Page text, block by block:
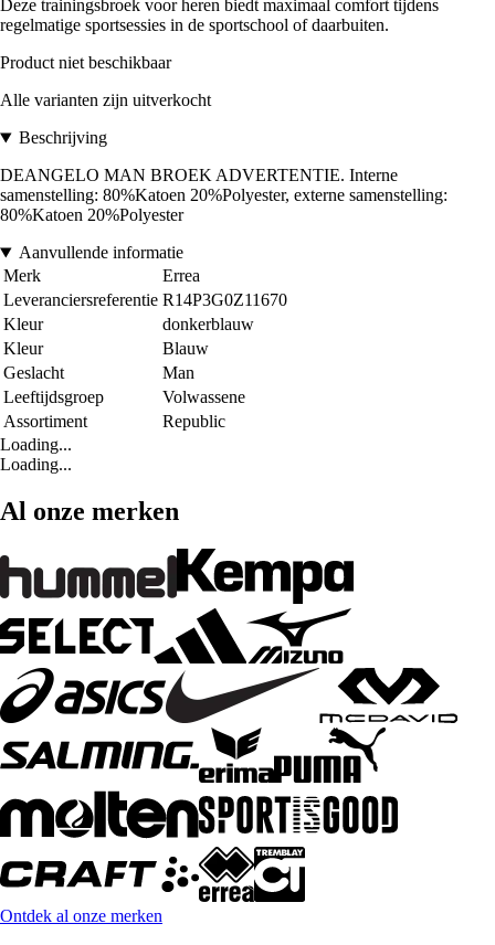
Deze trainingsbroek voor heren biedt maximaal comfort tijdens
regelmatige sportsessies in de sportschool of daarbuiten.
Product niet beschikbaar
Alle varianten zijn uitverkocht
Beschrijving
DEANGELO MAN BROEK ADVERTENTIE. Interne
samenstelling: 80%Katoen 20%Polyester, externe samenstelling:
80%Katoen 20%Polyester
Aanvullende informatie
Merk
Errea
Leveranciersreferentie R14P3G0Z11670
Kleur
donkerblauw
Kleur
Blauw
Geslacht
Man
Leeftijdsgroep
Volwassene
Assortiment
Republic
Loading...
Loading...
Al onze merken
Ontdek al onze merken